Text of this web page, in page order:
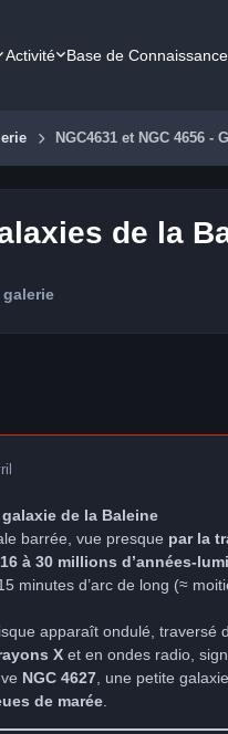
Activité Base de
NGC4631 et NGC 4656
de la
de la Baleine
barrée, vue presque par la
16 à 30 millions d’années-
minutes d’arc de long (≈
apparaît ondulé, traversé
X et en ondes radio,
NGC 4627 , une petite
de marée